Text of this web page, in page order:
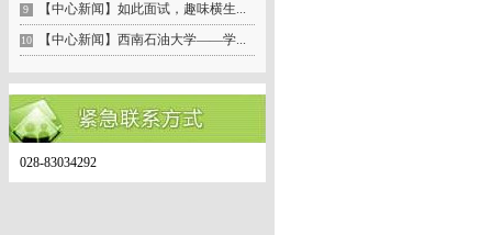
9 【中心新闻】如此面试，趣味横生...
10 【中心新闻】西南石油大学——学...
028-83034292